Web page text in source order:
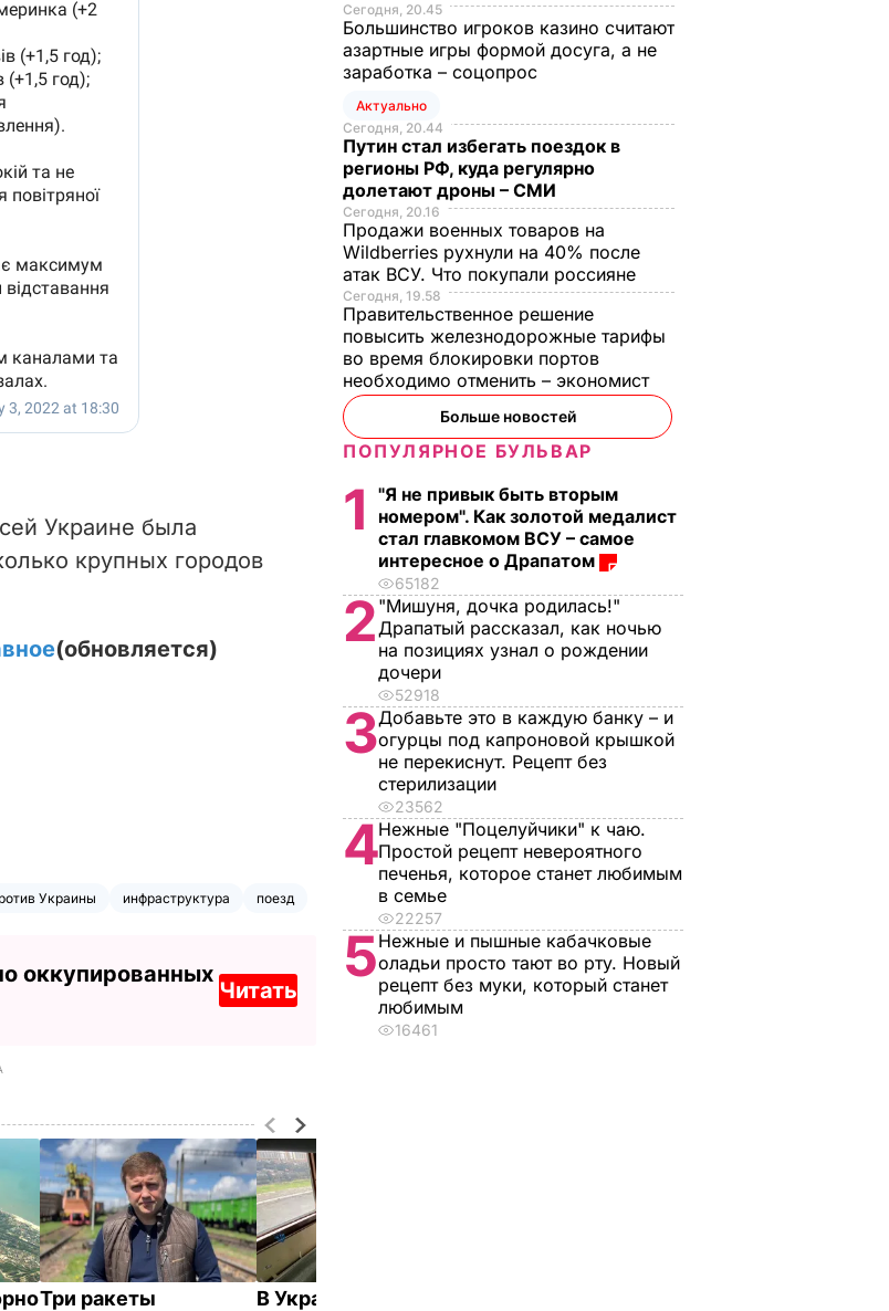
Украине была
крупных городов
(обновляется)
Украины инфраструктура поезд
оккупированных
Читать
Три ракеты В Украине начал
Сегодня, 20.45
Большинство игроков казино считают
азартные игры формой досуга, а не
заработка – соцопрос
Актуально
Сегодня, 20.44
Путин стал избегать поездок в
регионы РФ, куда регулярно
долетают дроны – СМИ
Сегодня, 20.16
Продажи военных товаров на
Wildberries рухнули на 40% после
атак ВСУ. Что покупали россияне
Сегодня, 19.58
Правительственное решение
повысить железнодорожные тарифы
во время блокировки портов
необходимо отменить – экономист
Больше новостей
ПОПУЛЯРНОЕ БУЛЬВАР
1
"Я не привык быть вторым
номером". Как золотой медалист
стал главкомом ВСУ – самое
интересное о Драпатом
65182
2 "Мишуня, дочка родилась!"
Драпатый рассказал, как ночью
на позициях узнал о рождении
дочери
52918
3Добавьте это в каждую банку – и
огурцы под капроновой крышкой
не перекиснут. Рецепт без
стерилизации
23562
4Нежные "Поцелуйчики" к чаю.
Простой рецепт невероятного
печенья, которое станет любимым
в семье
22257
5Нежные и пышные кабачковые
оладьи просто тают во рту. Новый
рецепт без муки, который станет
любимым
16461